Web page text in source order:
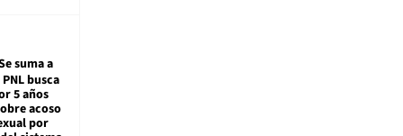
suma a
busca
5 años
acoso
por